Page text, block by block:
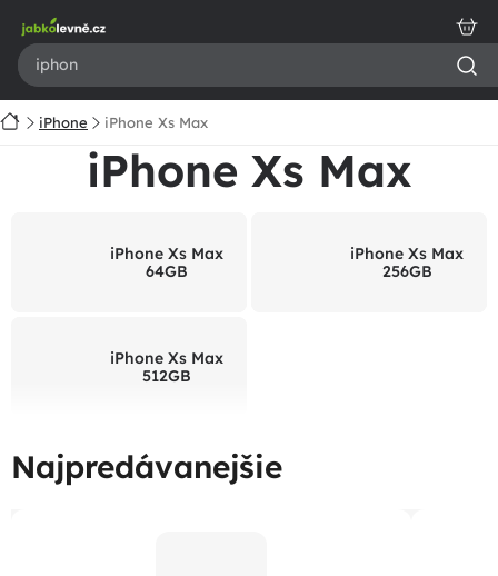
obsah
DomoviPhone iPhone Xs Max
iPhone Xs Max
iPhone Xs Max
64GB
iPhone Xs Max
256GB
iPhone Xs Max
512GB
Najpredávanejšie